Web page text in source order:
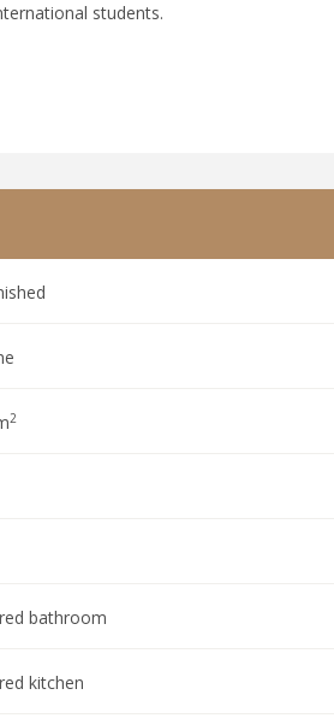
students.
2
bathroom
kitchen